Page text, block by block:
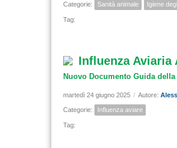
Categorie: Sanità animale Igiene
Tag:
Influenza Aviaria
Nuovo Documento Guida
martedì 24 giugno 2025 / Autore:
Categorie: Influenza aviare
Tag: